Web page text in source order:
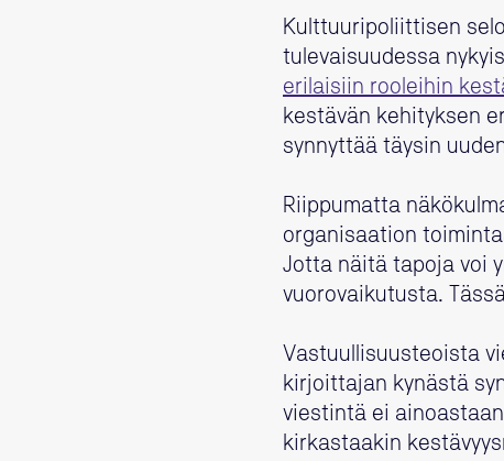
Kulttuuripoliittisen
tulevaisuudessa
erilaisiin rooleihin
kestävän kehityksen
synnyttää täysin
Riippumatta
organisaation
Jotta näitä tapoja voi
vuorovaikutusta.
Vastuullisuusteoista
kirjoittajan kynästä
viestintä ei
kirkastaakin